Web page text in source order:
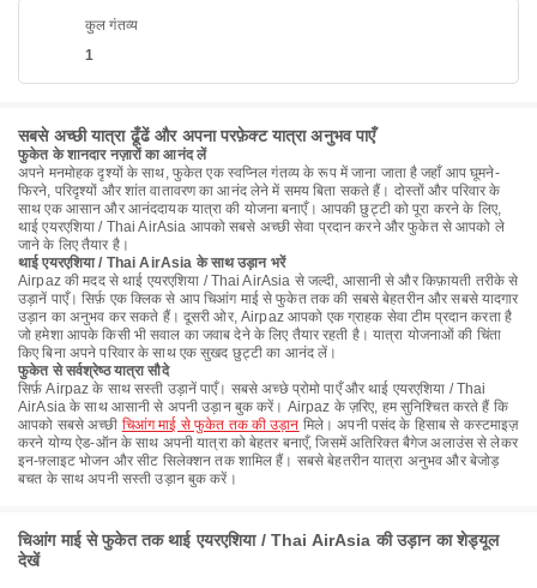
कुल गंतव्य
1
सबसे अच्छी यात्रा ढूँढें और अपना परफ़ेक्ट यात्रा अनुभव पाएँ
फुकेत के शानदार नज़ारों का आनंद लें
अपने मनमोहक दृश्यों के साथ, फुकेत एक स्वप्निल गंतव्य के रूप में जाना जाता है जहाँ आप घूमने-
फिरने, परिदृश्यों और शांत वातावरण का आनंद लेने में समय बिता सकते हैं। दोस्तों और परिवार के
साथ एक आसान और आनंददायक यात्रा की योजना बनाएँ। आपकी छुट्टी को पूरा करने के लिए,
थाई एयरएशिया / Thai AirAsia आपको सबसे अच्छी सेवा प्रदान करने और फुकेत से आपको ले
जाने के लिए तैयार है।
थाई एयरएशिया / Thai AirAsia के साथ उड़ान भरें
Airpaz की मदद से थाई एयरएशिया / Thai AirAsia से जल्दी, आसानी से और किफ़ायती तरीके से
उड़ानें पाएँ। सिर्फ़ एक क्लिक से आप चिआंग माई से फुकेत तक की सबसे बेहतरीन और सबसे यादगार
उड़ान का अनुभव कर सकते हैं। दूसरी ओर, Airpaz आपको एक ग्राहक सेवा टीम प्रदान करता है
जो हमेशा आपके किसी भी सवाल का जवाब देने के लिए तैयार रहती है। यात्रा योजनाओं की चिंता
किए बिना अपने परिवार के साथ एक सुखद छुट्टी का आनंद लें।
फुकेत से सर्वश्रेष्ठ यात्रा सौदे
सिर्फ़ Airpaz के साथ सस्ती उड़ानें पाएँ। सबसे अच्छे प्रोमो पाएँ और थाई एयरएशिया / Thai
AirAsia के साथ आसानी से अपनी उड़ान बुक करें। Airpaz के ज़रिए, हम सुनिश्चित करते हैं कि
आपको सबसे अच्छी चिआंग माई से फुकेत तक की उड़ान मिले। अपनी पसंद के हिसाब से कस्टमाइज़
करने योग्य ऐड-ऑन के साथ अपनी यात्रा को बेहतर बनाएँ, जिसमें अतिरिक्त बैगेज अलाउंस से लेकर
इन-फ़्लाइट भोजन और सीट सिलेक्शन तक शामिल हैं। सबसे बेहतरीन यात्रा अनुभव और बेजोड़
बचत के साथ अपनी सस्ती उड़ान बुक करें।
चिआंग माई से फुकेत तक थाई एयरएशिया / Thai AirAsia की उड़ान का शेड्यूल
देखें